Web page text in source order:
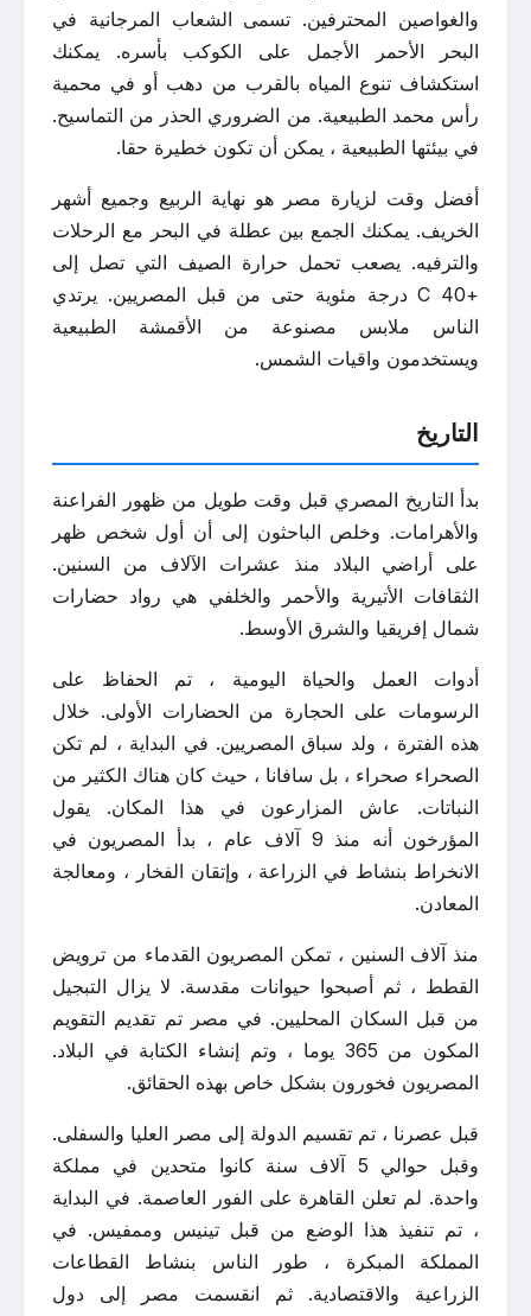
والغواصين المحترفين. تسمى الشعاب المرجانية في
البحر الأحمر الأجمل على الكوكب بأسره. يمكنك
استكشاف تنوع المياه بالقرب من دهب أو في محمية
رأس محمد الطبيعية. من الضروري الحذر من التماسيح.
في بيئتها الطبيعية ، يمكن أن تكون خطيرة حقا.
أفضل وقت لزيارة مصر هو نهاية الربيع وجميع أشهر
الخريف. يمكنك الجمع بين عطلة في البحر مع الرحلات
والترفيه. يصعب تحمل حرارة الصيف التي تصل إلى
+40 C درجة مئوية حتى من قبل المصريين. يرتدي
الناس ملابس مصنوعة من الأقمشة الطبيعية
ويستخدمون واقيات الشمس.
التاريخ
بدأ التاريخ المصري قبل وقت طويل من ظهور الفراعنة
والأهرامات. وخلص الباحثون إلى أن أول شخص ظهر
على أراضي البلاد منذ عشرات الآلاف من السنين.
الثقافات الأتيرية والأحمر والخلفي هي رواد حضارات
شمال إفريقيا والشرق الأوسط.
أدوات العمل والحياة اليومية ، تم الحفاظ على
الرسومات على الحجارة من الحضارات الأولى. خلال
هذه الفترة ، ولد سباق المصريين. في البداية ، لم تكن
الصحراء صحراء ، بل سافانا ، حيث كان هناك الكثير من
النباتات. عاش المزارعون في هذا المكان. يقول
المؤرخون أنه منذ 9 آلاف عام ، بدأ المصريون في
الانخراط بنشاط في الزراعة ، وإتقان الفخار ، ومعالجة
المعادن.
منذ آلاف السنين ، تمكن المصريون القدماء من ترويض
القطط ، ثم أصبحوا حيوانات مقدسة. لا يزال التبجيل
من قبل السكان المحليين. في مصر تم تقديم التقويم
المكون من 365 يوما ، وتم إنشاء الكتابة في البلاد.
المصريون فخورون بشكل خاص بهذه الحقائق.
قبل عصرنا ، تم تقسيم الدولة إلى مصر العليا والسفلى.
وقبل حوالي 5 آلاف سنة كانوا متحدين في مملكة
واحدة. لم تعلن القاهرة على الفور العاصمة. في البداية
، تم تنفيذ هذا الوضع من قبل تينيس وممفيس. في
المملكة المبكرة ، طور الناس بنشاط القطاعات
الزراعية والاقتصادية. ثم انقسمت مصر إلى دول